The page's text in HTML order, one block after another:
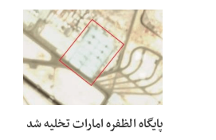
پایگاه الظفره امارات تخلیه شد